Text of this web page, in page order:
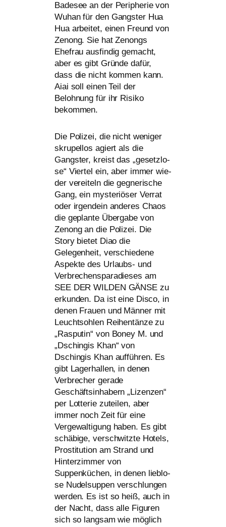
Badesee an der Peripherie von
Wuhan für den Gangster Hua
Hua arbei­tet, einen Freund von
Zenong. Sie hat Zenongs
Ehefrau aus­fin­dig gemacht,
aber es gibt Gründe dafür,
dass die nicht kom­men kann.
Aiai soll einen Teil der
Belohnung für ihr Risiko
bekommen.
Die Polizei, die nicht weni­ger
skru­pel­los agiert als die
Gangster, kreist das „gesetz­lo­
se“ Viertel ein, aber immer wie­
der ver­ei­teln die geg­ne­ri­sche
Gang, ein mys­te­riö­ser Verrat
oder irgend­ein ande­res Chaos
die geplan­te Übergabe von
Zenong an die Polizei. Die
Story bie­tet Diao die
Gelegenheit, ver­schie­de­ne
Aspekte des Urlaubs- und
Verbrechensparadieses am
SEE DER WILDEN GÄNSE zu
erkun­den. Da ist eine Disco, in
denen Frauen und Männer mit
Leuchtsohlen Reihentänze zu
„Rasputin“ von Boney M. und
„Dschingis Khan“ von
Dschingis Khan auf­füh­ren. Es
gibt Lagerhallen, in denen
Verbrecher gera­de
Geschäftsinhabern „Lizenzen“
per Lotterie zutei­len, aber
immer noch Zeit für eine
Vergewaltigung haben. Es gibt
schä­bi­ge, ver­schwitz­te Hotels,
Prostitution am Strand und
Hinterzimmer von
Suppenküchen, in denen lieb­lo­
se Nudelsuppen ver­schlun­gen
wer­den. Es ist so heiß, auch in
der Nacht, dass alle Figuren
sich so lang­sam wie mög­lich